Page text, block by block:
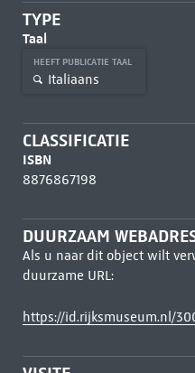
TYPE
Taal
HEEFT PUBLICATIE TAAL
Italiaans
CLASSIFICATIE
ISBN
8876867198
DUURZAAM
Als u naar dit object wilt
duurzame URL:
https://id.rijksmuseum.nl/